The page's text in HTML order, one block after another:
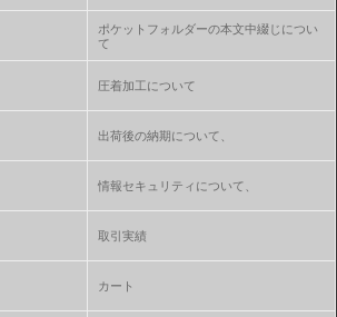
ポケットフォルダーの本文中綴じについ
て
圧着加工について
出荷後の納期について、
情報セキュリティについて、
取引実績
カート